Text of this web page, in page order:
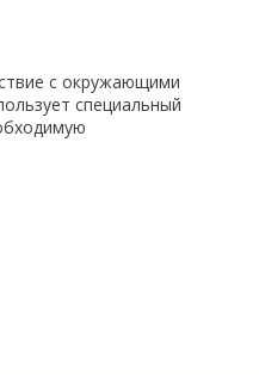
с окружающими
специальный